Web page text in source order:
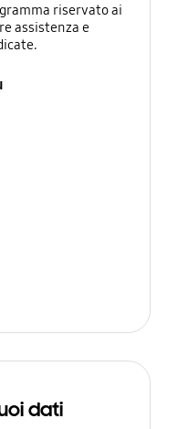
riservato ai
assistenza e
dati